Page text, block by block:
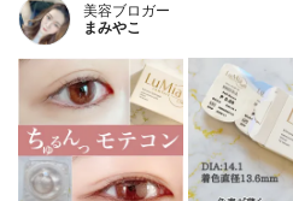
美容ブロガー
まみやこ